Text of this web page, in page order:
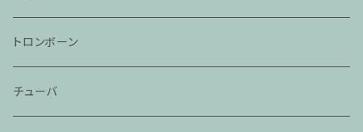
トロンボーン
チューバ